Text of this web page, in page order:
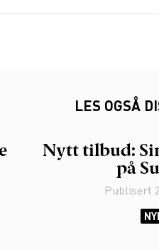
LES OGSÅ
Nytt tilbud:
på
Publisert